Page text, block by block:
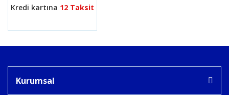
Kredi kartına 12 Taksit
Kurumsal